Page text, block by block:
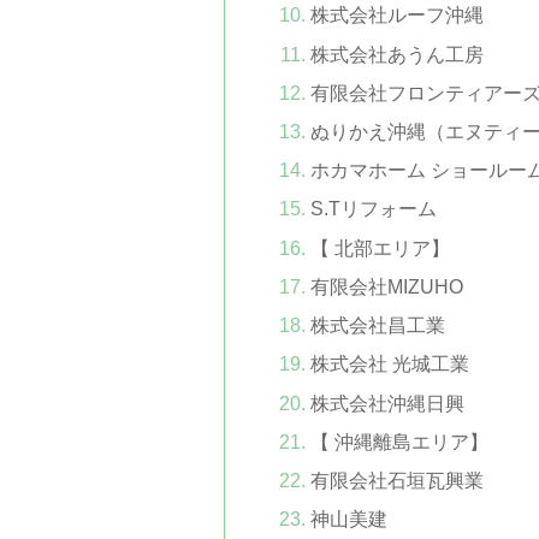
株式会社ルーフ沖縄
株式会社あうん工房
有限会社フロンティアー
ぬりかえ沖縄（エヌティー
ホカマホーム ショールー
S.Tリフォーム
【 北部エリア】
有限会社MIZUHO
株式会社昌工業
株式会社 光城工業
株式会社沖縄日興
【 沖縄離島エリア】
有限会社石垣瓦興業
神山美建